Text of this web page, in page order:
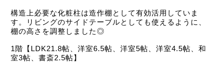
構造上必要な化粧柱は造作棚として有効活用していま
す。リビングのサイドテーブルとしても使えるように、
棚の高さを調整しました◎
1階【LDK21.8帖、洋室6.5帖、洋室5帖、洋室4.5帖、和
室3帖、書斎2.5帖】